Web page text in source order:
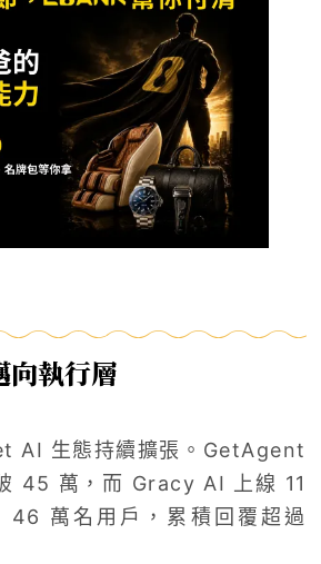
執行層
AI 生態持續擴張。GetAgent
45 萬，而 Gracy AI 上線 11
46 萬名用戶，累積回覆超過